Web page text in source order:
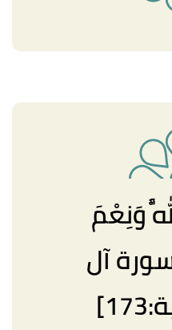
وَنِعْمَ
آل